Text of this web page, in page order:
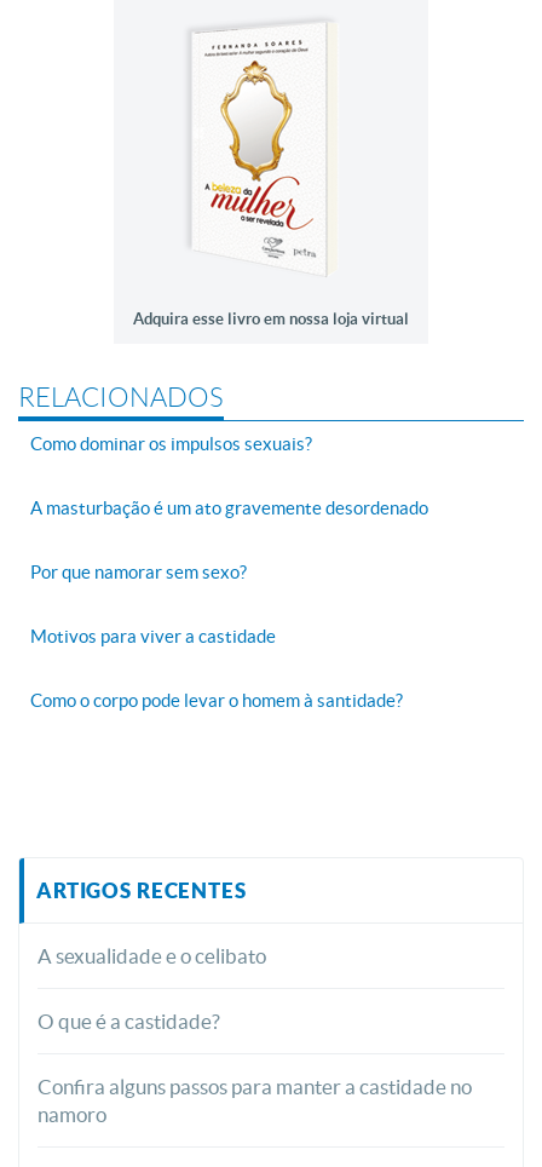
Adquira esse livro em nossa loja virtual
RELACIONADOS
Como dominar os impulsos sexuais?
A masturbação é um ato gravemente desordenado
Por que namorar sem sexo?
Motivos para viver a castidade
Como o corpo pode levar o homem à santidade?
ARTIGOS RECENTES
A sexualidade e o celibato
O que é a castidade?
Confira alguns passos para manter a castidade no
namoro